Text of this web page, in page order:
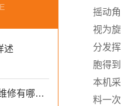
述
恒温培养箱操作顺序和保养维修有哪些？
摇动
视为
分发
胞得
本机
料一